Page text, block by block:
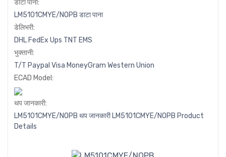
डाटा पाना:
LM5101CMYE/NOPB डाटा पाना
डेलिभरी:
DHL FedEx Ups TNT EMS
भुक्तानी:
T/T Paypal Visa MoneyGram Western Union
ECAD Model:
थप जानकारी:
LM5101CMYE/NOPB थप जानकारी LM5101CMYE/NOPB Product
Details